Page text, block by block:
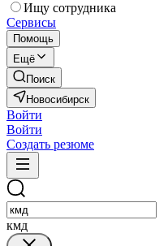
Ищу сотрудника
Сервисы
Помощь
Ещё
Поиск
Новосибирск
Войти
Войти
Создать резюме
кмд